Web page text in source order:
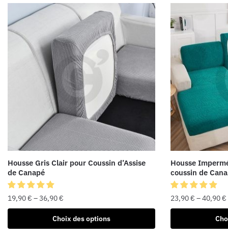
Housse Gris Clair pour Coussin d’Assise
de Canapé
19,90€ –36,90€
Choix des options
Housse
coussin de
23,90€ –40,90€